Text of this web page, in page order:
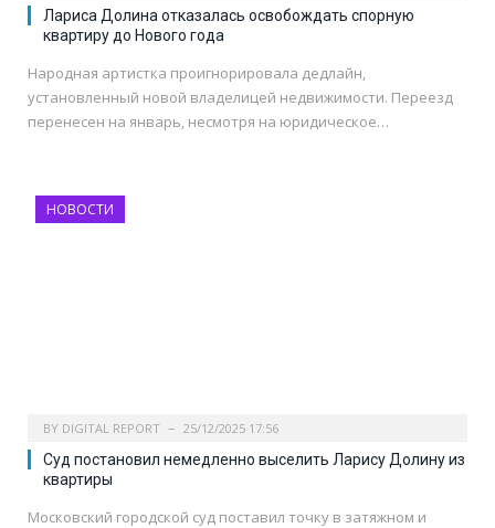
Лариса Долина отказалась освобождать спорную
квартиру до Нового года
Народная артистка проигнорировала дедлайн,
установленный новой владелицей недвижимости. Переезд
перенесен на январь, несмотря на юридическое…
НОВОСТИ
BY DIGITAL REPORT 25/12/2025 17:56
Cуд постановил немедленно выселить Ларису Долину из
квартиры
Московский городской суд поставил точку в затяжном и